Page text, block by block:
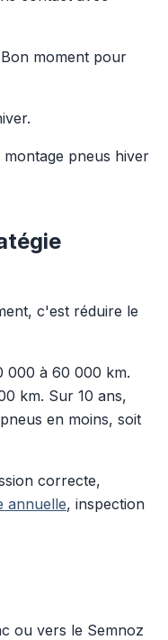
moment pour
montage pneus hiver
c'est réduire le
000 à 60 000 km.
km. Sur 10 ans,
en moins, soit
correcte,
annuelle, inspection
ou vers le Semnoz